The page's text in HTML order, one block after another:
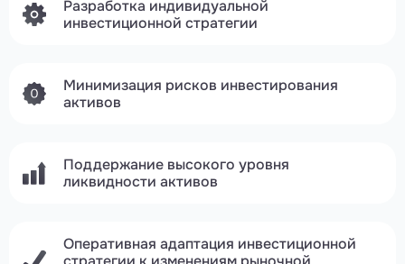
Разработка индивидуальной
инвестиционной стратегии
Минимизация рисков инвестирования
активов
Поддержание высокого уровня
ликвидности активов
Оперативная адаптация инвестиционной